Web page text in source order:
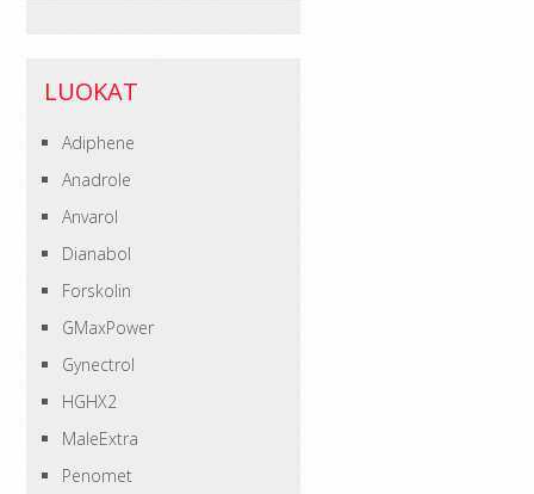
LUOKAT
Adiphene
Anadrole
Anvarol
Dianabol
Forskolin
GMaxPower
Gynectrol
HGHX2
MaleExtra
Penomet